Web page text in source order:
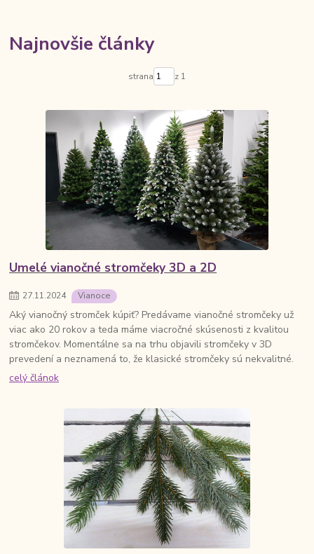
Najnovšie články
strana z 1
Umelé vianočné stromčeky 3D a 2D
27.11.2024 Vianoce
Aký vianočný stromček kúpiť? Predávame vianočné stromčeky už
viac ako 20 rokov a teda máme viacročné skúsenosti z kvalitou
stromčekov. Momentálne sa na trhu objavili stromčeky v 3D
prevedení a neznamená to, že klasické stromčeky sú nekvalitné.
celý článok